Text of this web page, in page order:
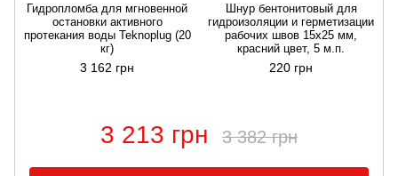
Гидропломба для мгновенной
остановки активного
протекания воды Teknoplug (20
кг)
3 162 грн
Шнур бентонитовый для
гидроизоляции и герметизации
рабочих швов 15х25 мм,
красний цвет, 5 м.п.
220 грн
3 213 грн 3 382 грн